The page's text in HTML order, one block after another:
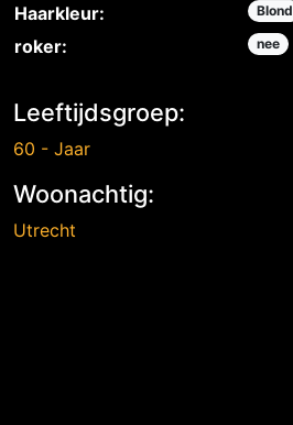
Haarkleur: Blond
roker: nee
Leeftijdsgroep:
60 - Jaar
Woonachtig:
Utrecht